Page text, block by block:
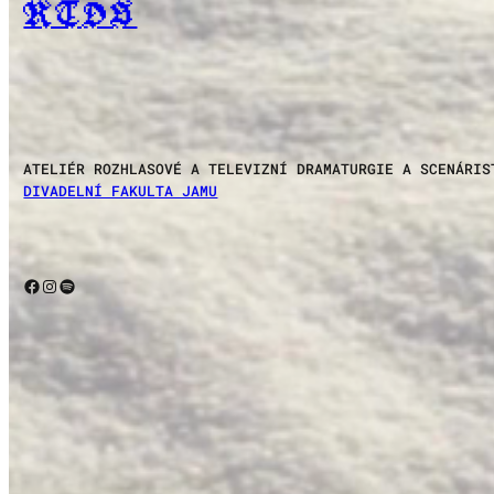
RTDS
ATELIÉR ROZHLASOVÉ A TELEVIZNÍ DRAMATURGIE A
DIVADELNÍ FAKULTA JAMU
Facebook
Instagram
Spotify